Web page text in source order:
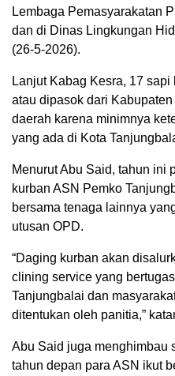
Lembaga Pemasyarakatan
dan di Dinas Lingkungan
(26-5-2026).
Lanjut Kabag Kesra, 17
atau dipasok dari
daerah karena minimnya
yang ada di Kota
Menurut Abu Said, tahun ini
kurban ASN Pemko
bersama tenaga lainnya
utusan OPD.
“Daging kurban akan
clining service yang
Tanjungbalai dan
ditentukan oleh panitia,”
Abu Said juga menghimbau
tahun depan para ASN ikut